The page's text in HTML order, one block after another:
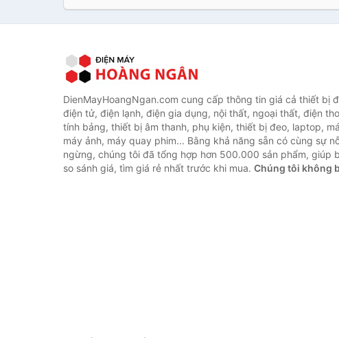
DienMayHoangNgan.com cung cấp thông tin giá cả thiết bị
điện tử, điện lạnh, điện gia dụng, nội thất, ngoại thất, điện
tính bảng, thiết bị âm thanh, phụ kiện, thiết bị đeo, laptop,
máy ảnh, máy quay phim... Bằng khả năng sẵn có cùng sự
ngừng, chúng tôi đã tổng hợp hơn 500.000 sản phẩm, giúp
so sánh giá, tìm giá rẻ nhất trước khi mua. Chúng tôi không